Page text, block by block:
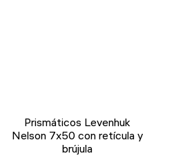
Prismáticos Levenhuk
Nelson 7x50 con retícula y
brújula